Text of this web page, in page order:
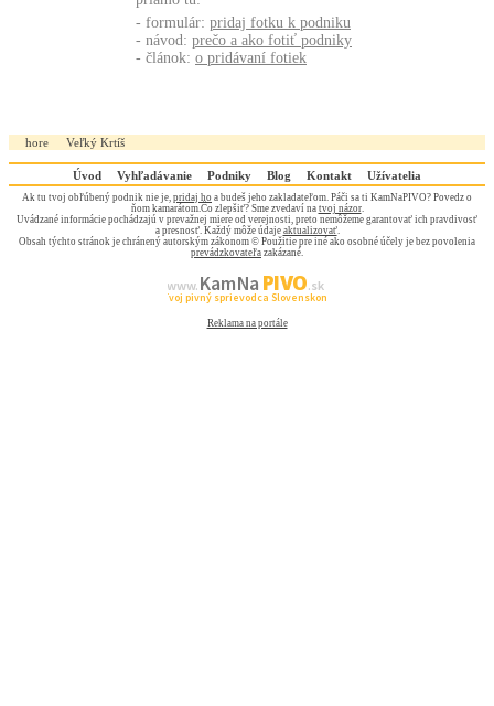
- formulár: pridaj fotku k podniku
- návod: prečo a ako fotiť podniky
- článok: o pridávaní fotiek
hore Veľký Krtíš
Úvod Vyhľadávanie Podniky Blog Kontakt Užívatelia
Ak tu tvoj obľúbený podnik nie je, pridaj ho a budeš jeho zakladateľom. Páči sa ti KamNaPIVO? Povedz o
ňom kamarátom.Čo zlepšiť? Sme zvedaví na tvoj názor.
Uvádzané informácie pochádzajú v prevažnej miere od verejnosti, preto nemôžeme garantovať ich pravdivosť
a presnosť. Každý môže údaje aktualizovať.
Obsah týchto stránok je chránený autorským zákonom © Použitie pre iné ako osobné účely je bez povolenia
prevádzkovateľa zakázané.
www.Kam Na PIVO.sk
Tvoj pivný sprievodca Slovenskom
Reklama na portále